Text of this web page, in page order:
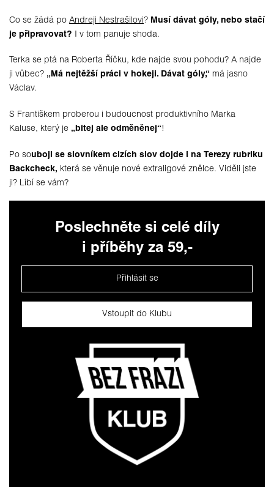
Co se žádá po Andreji Nestrašilovi? Musí dávat góly, nebo stačí
je připravovat? I v tom panuje shoda.
Terka se ptá na Roberta Říčku, kde najde svou pohodu? A najde
ji vůbec? „Má nejtěžší práci v hokeji. Dávat góly,“ má jasno
Václav.
S Františkem proberou i budoucnost produktivního Marka
Kaluse, který je „bitej ale odměněnej“!
Po souboji se slovníkem cizích slov dojde i na Terezy rubriku
Backcheck, která se věnuje nové extraligové znělce. Viděli jste
ji? Líbí se vám?
Poslechněte si celé díly
i příběhy za 59,-
Přihlásit se
Vstoupit do Klubu